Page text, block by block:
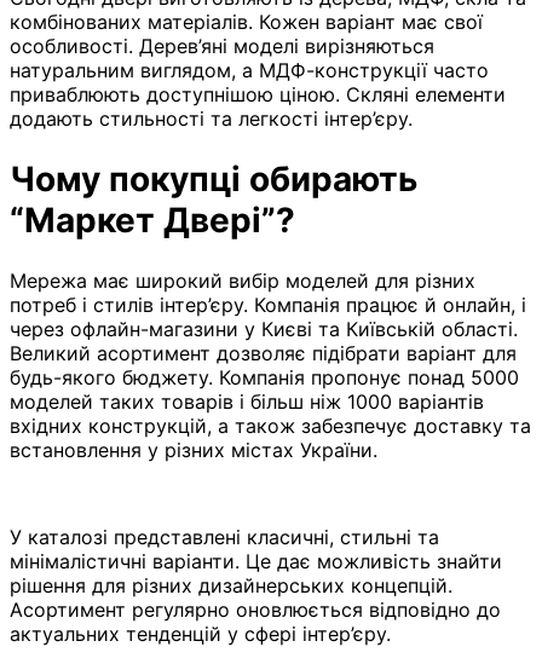
комбінованих матеріалів. Кожен варіант має свої
особливості. Дерев’яні моделі вирізняються
натуральним виглядом, а МДФ-конструкції часто
приваблюють доступнішою ціною. Скляні елементи
додають стильності та легкості інтер’єру.
Чому покупці обирають
“Маркет Двері”?
Мережа має широкий вибір моделей для різних
потреб і стилів інтер’єру. Компанія працює й онлайн, і
через офлайн-магазини у Києві та Київській області.
Великий асортимент дозволяє підібрати варіант для
будь-якого бюджету. Компанія пропонує понад 5000
моделей таких товарів і більш ніж 1000 варіантів
вхідних конструкцій, а також забезпечує доставку та
встановлення у різних містах України.
У каталозі представлені класичні, стильні та
мінімалістичні варіанти. Це дає можливість знайти
рішення для різних дизайнерських концепцій.
Асортимент регулярно оновлюється відповідно до
актуальних тенденцій у сфері інтер’єру.